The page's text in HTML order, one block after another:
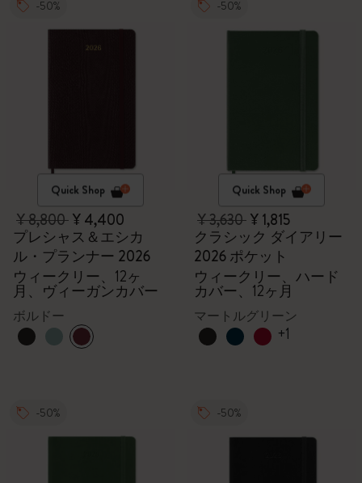
-50%
Quick Shop
¥ 8,800¥ 4,400
プレシャス＆エシカ
ル・プランナー 2026
ウィークリー、12ヶ
月、ヴィーガンカバー
ボルドー
-50%
Quick Shop
¥ 3,630¥ 1,815
クラシック ダイアリー
2026 ポケット
ウィークリー、ハード
カバー、12ヶ月
マートルグリーン
+1
-50% -50%